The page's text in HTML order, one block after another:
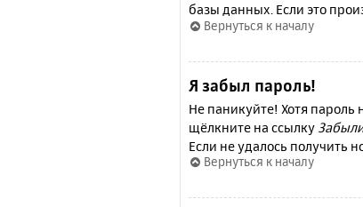
базы данных. Если это
Вернуться к началу
Я забыл пароль!
Не паникуйте! Хотя
щёлкните на ссылку
Если не удалось получить
Вернуться к началу